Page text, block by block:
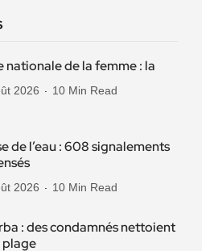
nationale de la femme : la
2026 10 Min Read
de l’eau : 608 signalements
2026 10 Min Read
: des condamnés nettoient
plage